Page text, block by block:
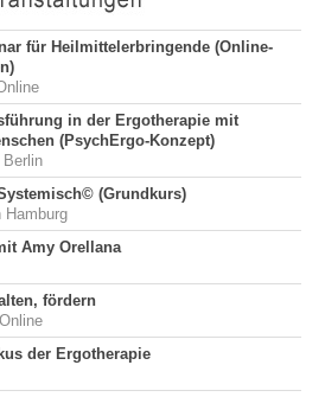
für Heilmittelerbringende (Online-
in der Ergotherapie mit
(PsychErgo-Konzept)
Berlin
(Grundkurs)
Hamburg
Amy Orellana
fördern
der Ergotherapie